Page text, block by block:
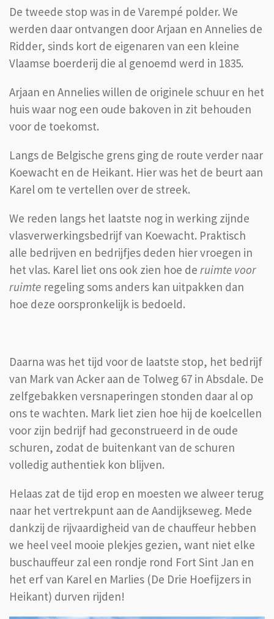
De tweede stop was in de Varempé polder. We
werden daar ontvangen door Arjaan en Annelies de
Ridder, sinds kort de eigenaren van een kleine
Vlaamse boerderij die al genoemd werd in 1835.
Arjaan en Annelies willen de originele schuur en het
huis waar nog een oude bakoven in zit behouden
voor de toekomst.
Langs de Belgische grens ging de route verder naar
Koewacht en de Heikant. Hier was het de beurt aan
Karel om te vertellen over de streek.
We reden langs het laatste nog in werking zijnde
vlasverwerkingsbedrijf van Koewacht. Praktisch
alle bedrijven en bedrijfjes deden hier vroegen in
het vlas. Karel liet ons ook zien hoe de ruimte voor
ruimte regeling soms anders kan uitpakken dan
hoe deze oorspronkelijk is bedoeld.
Daarna was het tijd voor de laatste stop, het bedrijf
van Mark van Acker aan de Tolweg 67 in Absdale. De
zelfgebakken versnaperingen stonden daar al op
ons te wachten. Mark liet zien hoe hij de koelcellen
voor zijn bedrijf had geconstrueerd in de oude
schuren, zodat de buitenkant van de schuren
volledig authentiek kon blijven.
Helaas zat de tijd erop en moesten we alweer terug
naar het vertrekpunt aan de Aandijkseweg. Mede
dankzij de rijvaardigheid van de chauffeur hebben
we heel veel mooie plekjes gezien, want niet elke
buschauffeur zal een rondje rond Fort Sint Jan en
het erf van Karel en Marlies (De Drie Hoefijzers in
Heikant) durven rijden!